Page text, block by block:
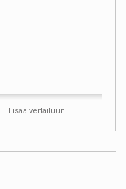
Lisää vertailuun